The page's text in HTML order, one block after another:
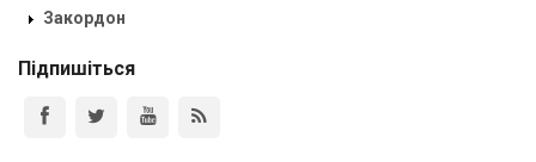
Закордон
Підпишіться